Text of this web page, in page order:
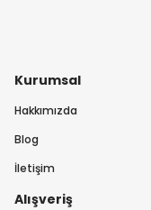
Kurumsal
Hakkımızda
Blog
İletişim
Alışveriş